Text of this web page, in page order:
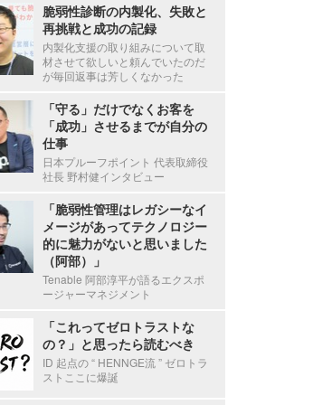
脆弱性診断の内製化、失敗と
再挑戦と成功の記録
内製化支援の取り組みについて取
材させて欲しいと頼んでいたのだ
が毎回返事は芳しくなかった
「守る」だけでなくお客を
「成功」させるまでが自分の
仕事
日本プルーフポイント 代表取締役
社長 野村健インタビュー
「脆弱性管理はレガシーなイ
メージがあってテクノロジー
的に魅力がないと思いました
（阿部）」
Tenable 阿部淳平が語るエクスポ
ージャーマネジメント
「これってゼロトラストな
の？」と思ったら読むべき
ID 起点の “ HENNGE流 ” ゼロトラ
ストここに爆誕